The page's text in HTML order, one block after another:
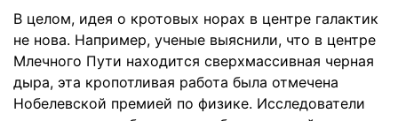
В целом, идея о кротовых норах в центре галактик
не нова. Например, ученые выяснили, что в центре
Млечного Пути находится сверхмассивная черная
дыра, эта кропотливая работа была отмечена
Нобелевской премией по физике. Исследователи